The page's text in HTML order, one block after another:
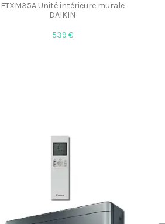
FTXM35A Unité intérieure murale
DAIKIN
539 €